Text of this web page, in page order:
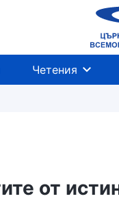
Четения
от